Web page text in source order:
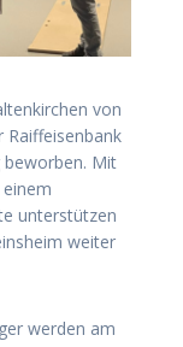
von
Raiffeisenbank
beworben. Mit
unterstützen
weiter
werden am